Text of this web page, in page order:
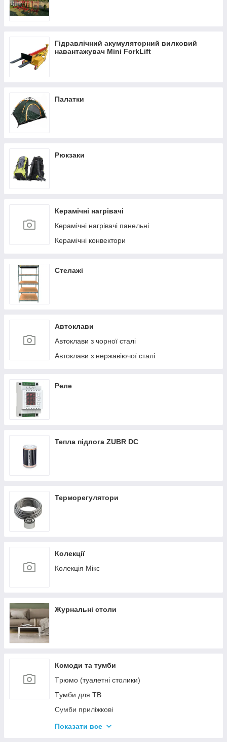
Гідравлічний акумуляторний вилковий
навантажувач Mini ForkLift
Палатки
Рюкзаки
Керамічні нагрівачі
Керамічні нагрівачі панельні
Керамічні конвектори
Стелажі
Автоклави
Автоклави з чорної сталі
Автоклави з нержавіючої сталі
Реле
Тепла підлога ZUBR DC
Терморегулятори
Колекції
Колекція Мікс
Журнальні столи
Комоди та тумби
Tрюмо (туалетні столики)
Tумби для ТВ
Сумби приліжкові
Комоди
Показати все